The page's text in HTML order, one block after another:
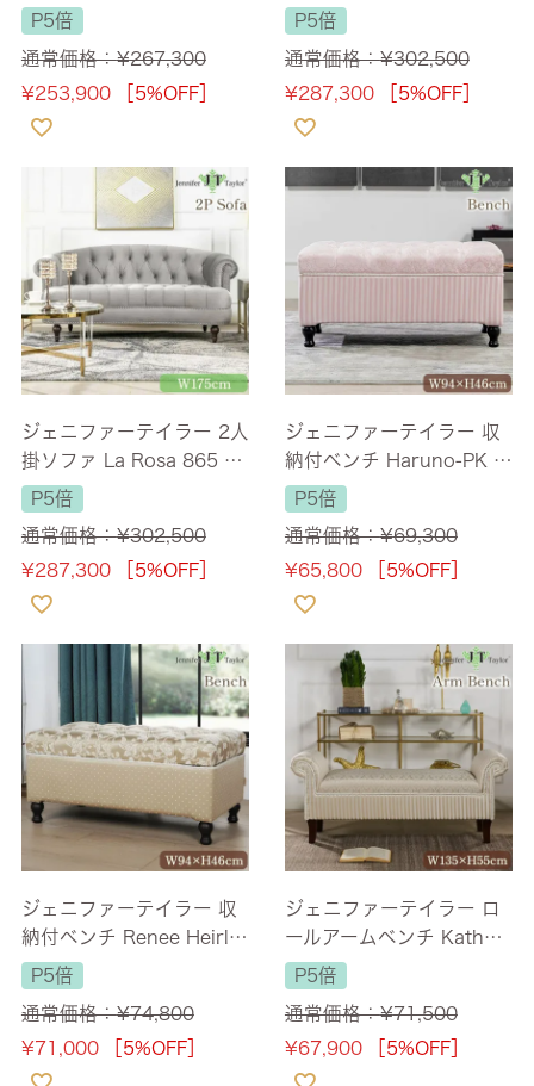
ジュ 幅175cm 【送料無
料/設置サービス付】
P5倍
通常価格：¥267,300
¥253,900 ［5%OFF］
アレッド 幅175cm 【送料
無料/設置サービス付】
P5倍
通常価格：¥302,500
¥287,300 ［5%OFF］
ジェニファーテイラー 2人
掛ソファ La Rosa 865 ベ
ロア グレー 幅175cm
【送料無料/設置サービス
付】
P5倍
通常価格：¥302,500
¥287,300 ［5%OFF］
ジェニファーテイラー 収
納付ベンチ Haruno-PK 幅
94cm 1人掛け 【送料無
料】
P5倍
通常価格：¥69,300
¥65,800 ［5%OFF］
ジェニファーテイラー 収
納付ベンチ Renee Heirlo
om 幅94cm 1人掛け 【送
料無料】
P5倍
通常価格：¥74,800
¥71,000 ［5%OFF］
ジェニファーテイラー ロ
ールアームベンチ Kathy
Haruno-GR 幅135cm 2
人掛け 【送料無料】
P5倍
通常価格：¥71,500
¥67,900 ［5%OFF］